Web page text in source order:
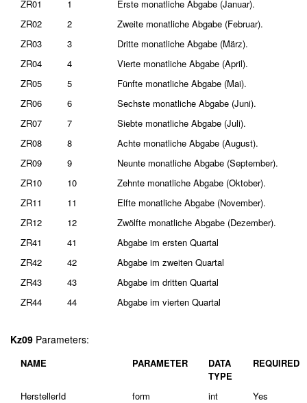
ZR01
1
Erste monatliche Abgabe (Januar).
ZR02
2
Zweite monatliche Abgabe (Februar).
ZR03
3
Dritte monatliche Abgabe (März).
ZR04
4
Vierte monatliche Abgabe (April).
ZR05
5
Fünfte monatliche Abgabe (Mai).
ZR06
6
Sechste monatliche Abgabe (Juni).
ZR07
7
Siebte monatliche Abgabe (Juli).
ZR08
8
Achte monatliche Abgabe (August).
ZR09
9
Neunte monatliche Abgabe (September).
ZR10
10
Zehnte monatliche Abgabe (Oktober).
ZR11
11
Elfte monatliche Abgabe (November).
ZR12
12
Zwölfte monatliche Abgabe (Dezember).
ZR41
41
Abgabe im ersten Quartal
ZR42
42
Abgabe im zweiten Quartal
ZR43
43
Abgabe im dritten Quartal
ZR44
44 Abgabe im vierten Quartal
Kz09 Parameters:
NAME PARAMETER
DATA
TYPE
REQUIRED
HerstellerId form int Yes